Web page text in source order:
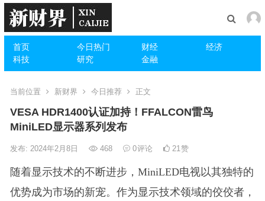
首页 今日热门 财经
经济
科技
研究 金融
当前位置 新财界 今日推荐 正文
VESA HDR1400认证加持！FFALCON雷鸟
MiniLED显示器系列发布
发布: 2024年2月8日 468 0评论 21赞
随着显示技术的不断进步，MiniLED电视以其独特的
优势成为市场的新宠。作为显示技术领域的佼佼者，